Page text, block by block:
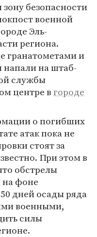
безопасности
военной
Эль-
региона.
гранатометами и
на штаб-
службы
центре вгороде
о погибших
атак пока не
стоят за
При этом в
обстрелы
фоне
дней осады ряда
военными,
силы